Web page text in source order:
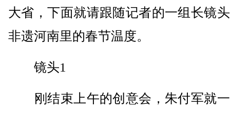
大省，下面就请跟随记者的一组长镜
非遗河南里的春节温度。
镜头1
刚结束上午的创意会，朱付军就